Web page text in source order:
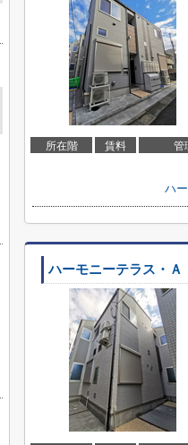
所在階 賃料 管
ハ
ハーモニーテラス・Ａ